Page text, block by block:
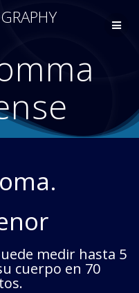
GRAPHY
medir hasta 5
cuerpo en 70